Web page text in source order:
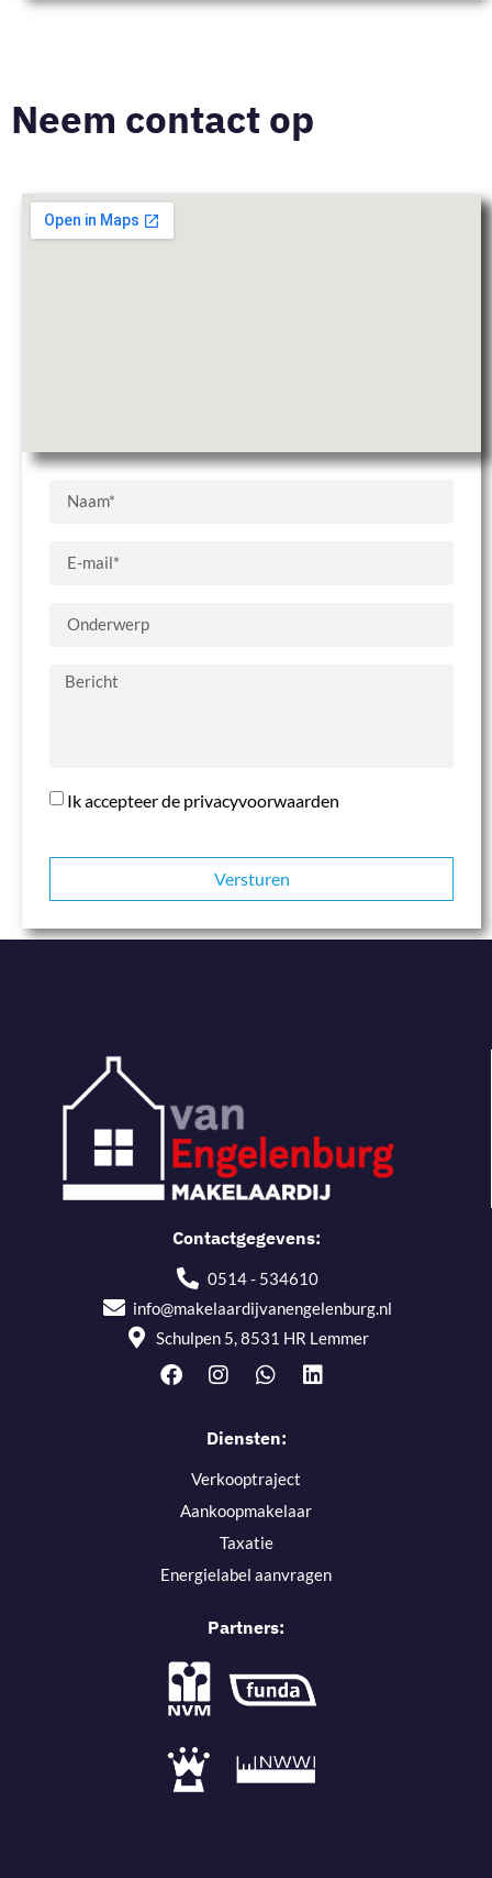
Neem contact op
Ik accepteer de privacyvoorwaarden
Versturen
Contactgegevens:
0514 - 534610
info@makelaardijvanengelenburg.nl
Schulpen 5, 8531 HR Lemmer
Diensten:
Verkooptraject
Aankoopmakelaar
Taxatie
Energielabel aanvragen
Partners: